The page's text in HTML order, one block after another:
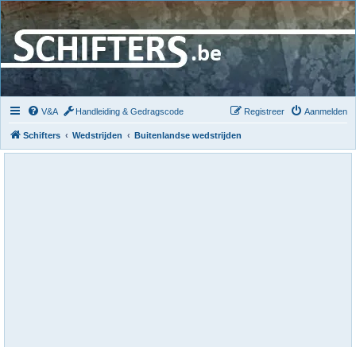
V&A Handleiding & Gedragscode Aanmelden
Registreer
Schifters Wedstrijden Buitenlandse wedstrijden